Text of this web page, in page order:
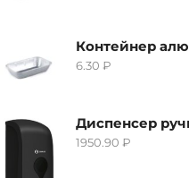
Контейнер
6.30 ₽
1950.90 ₽